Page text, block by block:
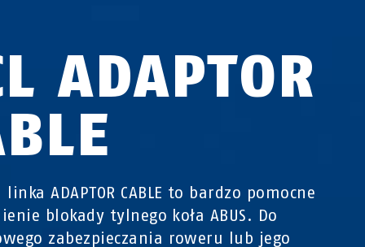
ADAPTOR
ADAPTOR CABLE to bardzo pomocne
blokady tylnego koła ABUS. Do
zabezpieczania roweru lub jego